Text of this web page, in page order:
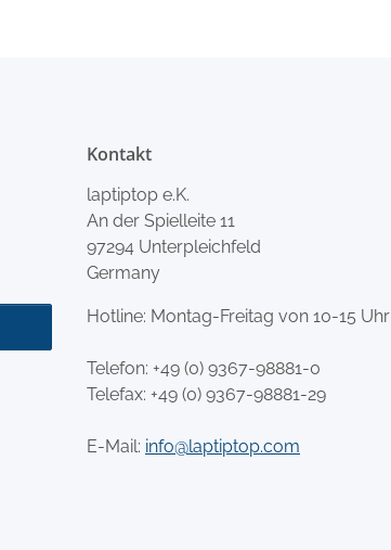
Kontakt
laptiptop e.K.
An der Spielleite 11
97294 Unterpleichfeld
Germany
Hotline: Montag-Freitag von 10-15 Uhr
Telefon: +49 (0) 9367-98881-0
Telefax: +49 (0) 9367-98881-29
E-Mail: info@laptiptop.com